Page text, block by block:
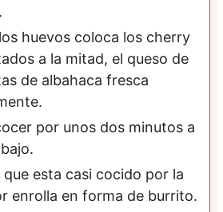
huevos coloca los cherry
a la mitad, el queso de
de albahaca fresca
por unos dos minutos a
que esta casi cocido por la
enrolla en forma de burrito.